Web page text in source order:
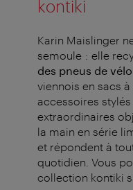
kontiki
Karin Maislinger
semoule : elle
des pneus de
viennois en sacs
accessoires
extraordinaires
la main en série
et répondent à
quotidien. Vous
collection kontiki